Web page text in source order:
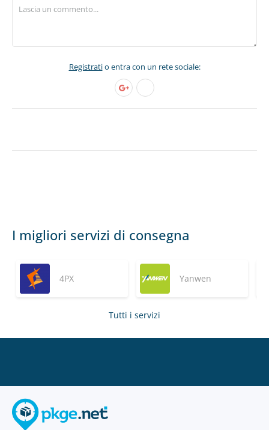
Registratio entra con un rete sociale:
I migliori servizi di consegna
4PX Yanwen
Tutti i servizi